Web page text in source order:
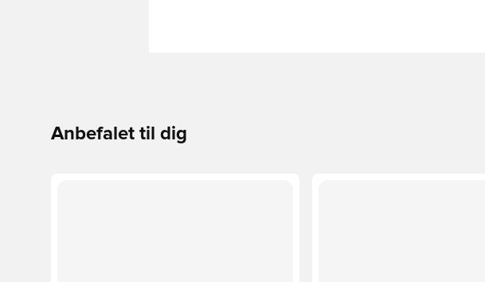
Anbefalet til dig